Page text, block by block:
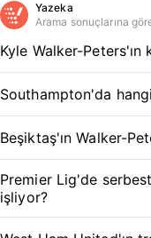
Yazeka
Arama sonuçlarına
Kyle Walker-Peters'ın
Southampton'da
Beşiktaş'ın Walker-
Premier Lig'de
işliyor?